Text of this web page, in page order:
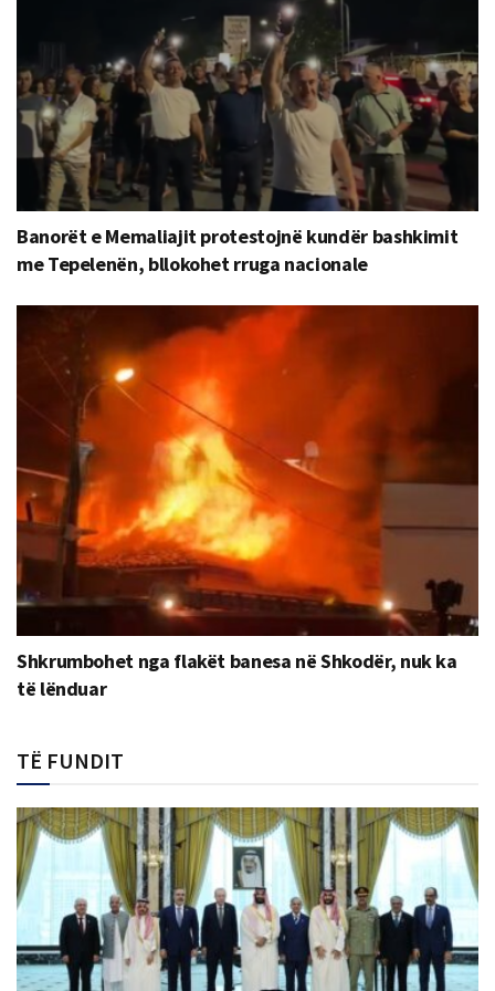
Banorët e Memaliajit protestojnë kundër bashkimit
me Tepelenën, bllokohet rruga nacionale
Shkrumbohet nga flakët banesa në Shkodër, nuk ka
të lënduar
TË FUNDIT